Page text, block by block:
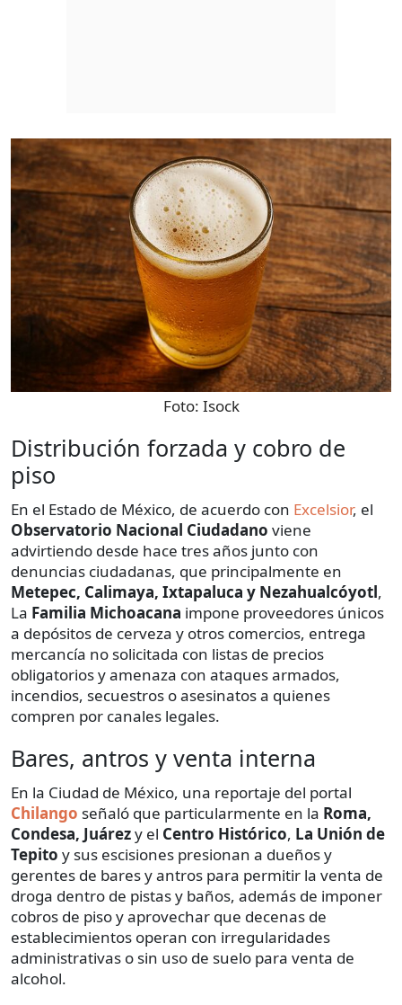
Foto: Isock
Distribución forzada y cobro de
piso
En el Estado de México, de acuerdo con Excelsior, el
Observatorio Nacional Ciudadano viene
advirtiendo desde hace tres años junto con
denuncias ciudadanas, que principalmente en
Metepec, Calimaya, Ixtapaluca y Nezahualcóyotl,
La Familia Michoacana impone proveedores únicos
a depósitos de cerveza y otros comercios, entrega
mercancía no solicitada con listas de precios
obligatorios y amenaza con ataques armados,
incendios, secuestros o asesinatos a quienes
compren por canales legales.
Bares, antros y venta interna
En la Ciudad de México, una reportaje del portal
Chilango señaló que particularmente en la Roma,
Condesa, Juárezy el Centro Histórico, La Unión de
Tepito y sus escisiones presionan a dueños y
gerentes de bares y antros para permitir la venta de
droga dentro de pistas y baños, además de imponer
cobros de piso y aprovechar que decenas de
establecimientos operan con irregularidades
administrativas o sin uso de suelo para venta de
alcohol.